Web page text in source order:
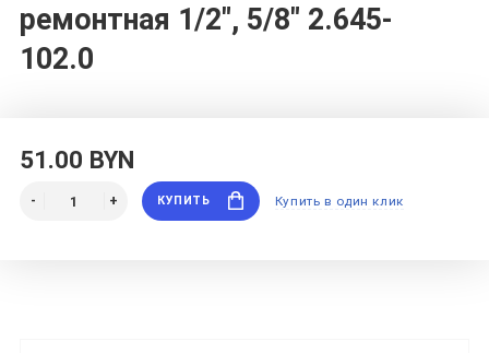
ремонтная 1/2", 5/8" 2.645-
102.0
51.00 BYN
КУПИТЬ Купить в один клик